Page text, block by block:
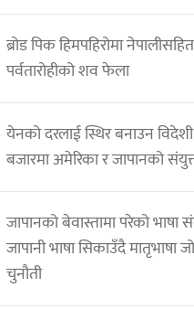
ब्रोड पिक हिमपहिरोमा
पर्वतारोहीको शव फेला
येनको दरलाई स्थिर बनाउन
बजारमा अमेरिका र जापानको
जापानको बेवास्तामा परेको भाषा
जापानी भाषा सिकाउँदै मातृभाषा
चुनौती